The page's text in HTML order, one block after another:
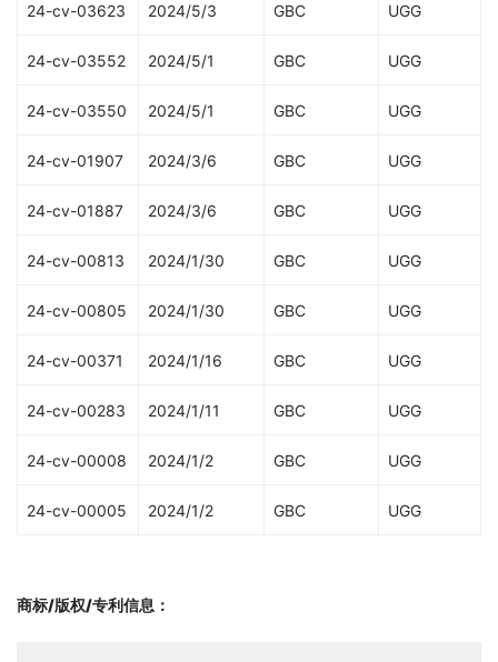
24-cv-03623 2024/5/3 GBC UGG
24-cv-03552 2024/5/1 GBC UGG
24-cv-03550 2024/5/1 GBC UGG
24-cv-01907 2024/3/6 GBC UGG
24-cv-01887 2024/3/6 GBC UGG
24-cv-00813 2024/1/30 GBC UGG
24-cv-00805 2024/1/30 GBC UGG
24-cv-00371 2024/1/16 GBC UGG
24-cv-00283 2024/1/11 GBC UGG
24-cv-00008 2024/1/2 GBC UGG
24-cv-00005 2024/1/2 GBC UGG
商标/版权/专利信息 ：